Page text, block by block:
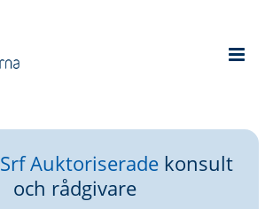
Srf Auktoriserade konsult
och rådgivare